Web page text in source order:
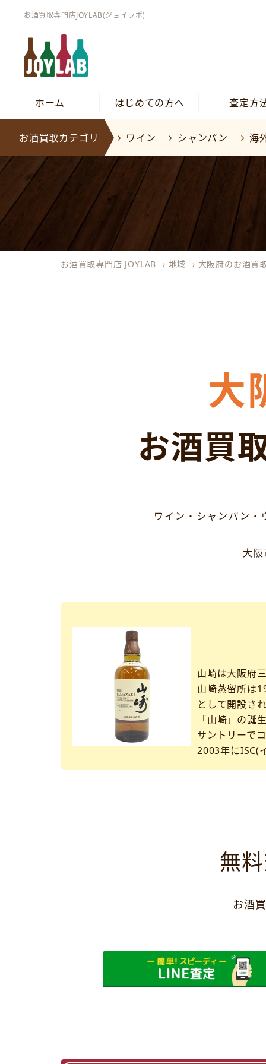
お酒買取専門店JOYLAB(ジョイラボ)
ホーム はじめての方へ 査定方
お酒買取カテゴリ ワイン シャンパン 海
お酒買取専門店 JOYLAB › 地域 › 大阪府のお酒買
大
お酒買
ワイン・シャンパン
大
山崎は大阪府
山崎蒸留所は
として開設さ
「山崎」の誕
サントリーで
2003年にISC(
無
お酒